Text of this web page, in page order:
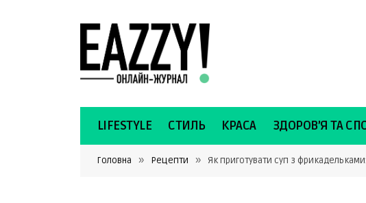
LIFESTYLE СТИЛЬ КРАСА ЗДОРОВ’Я ТА
Головна » Рецепти » Як приготувати суп з